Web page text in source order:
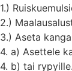
1.)
2.)
3.) Aseta
4. a) Asettele
4. b) tai rypyille.